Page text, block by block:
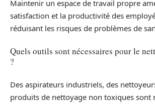
Maintenir un espace de travail propre
satisfaction et la productivité des
réduisant les risques de problèmes de
Quels outils sont nécessaires pour le
?
Des aspirateurs industriels, des
produits de nettoyage non toxiques sont